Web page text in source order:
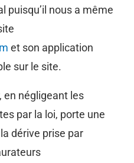
puisqu’il nous a même
et son application
sur le site.
en négligeant les
par la loi, porte une
dérive prise par